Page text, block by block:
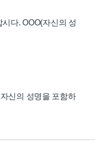
다. OOO(자신의 성
신의 성명을 포함하